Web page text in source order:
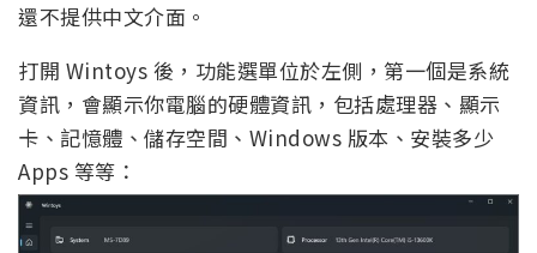
還不提供中文介面。
打開 Wintoys 後，功能選單位於左側，第一個是系統
資訊，會顯示你電腦的硬體資訊，包括處理器、顯示
卡、記憶體、儲存空間、Windows 版本、安裝多少
Apps 等等：